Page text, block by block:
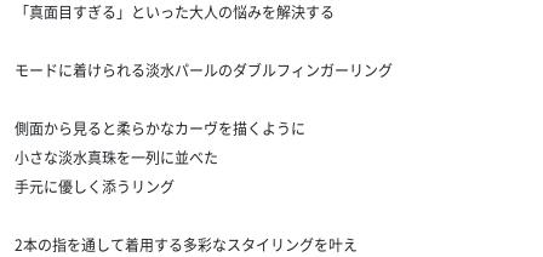
「真面目すぎる」といった大人の悩みを解決する
モードに着けられる淡水パールのダブルフィンガーリング
側面から見ると柔らかなカーヴを描くように
小さな淡水真珠を一列に並べた
手元に優しく添うリング
2本の指を通して着用する多彩なスタイリングを叶え